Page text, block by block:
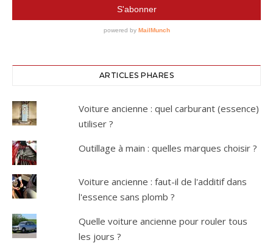
ARTICLES PHARES
Voiture ancienne : quel carburant (essence)
utiliser ?
Outillage à main : quelles marques choisir ?
Voiture ancienne : faut-il de l'additif dans
l'essence sans plomb ?
Quelle voiture ancienne pour rouler tous
les jours ?